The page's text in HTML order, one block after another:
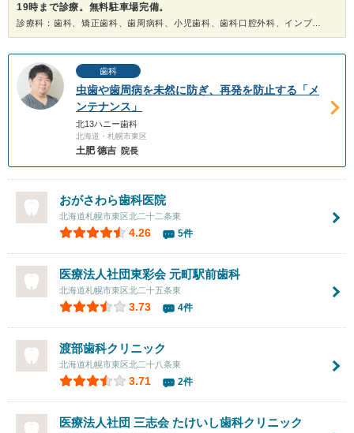
19時まで診療。無料駐車場完備。
診療科：歯科、矯正歯科、歯周病科、小児歯科、歯科口腔外科、インプラント、ホワイトニング
歯科
虫歯や歯周病を未然に防ぎ、再発を防止する「メ
ンテナンス」
北13ハニー歯科
北海道・札幌市東区
土肥 德吉 院長
おがさわら歯科医院
北海道札幌市東区北二十二条東
4.26 5件
医療法人社団東彩会 元町駅前歯科
北海道札幌市東区北二十五条東
3.73 4件
渡部歯科クリニック
北海道札幌市東区北二十八条東
3.71 2件
医療法人社団 三志会 たけいし歯科クリニック